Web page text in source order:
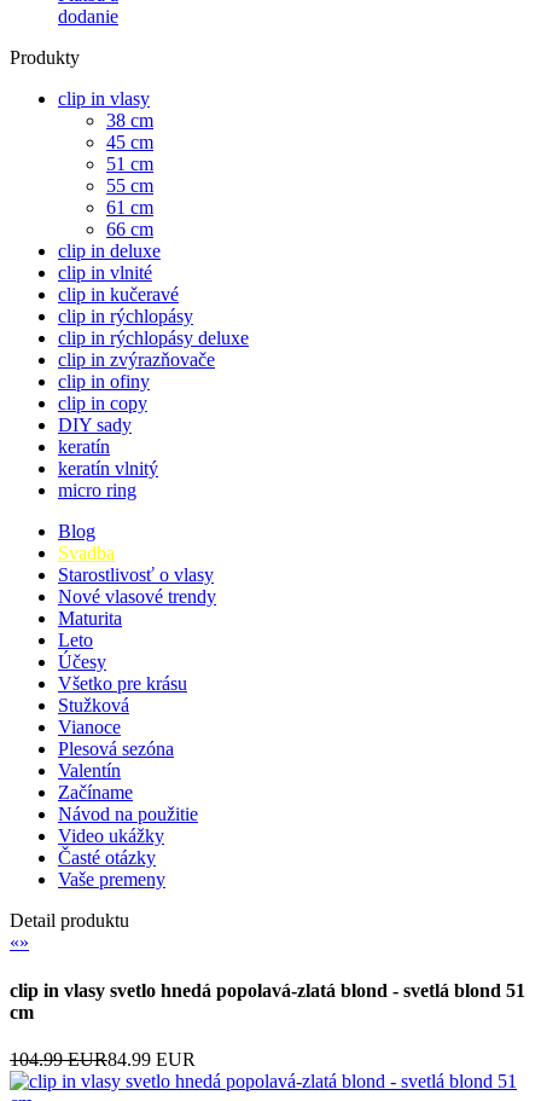
dodanie
Produkty
clip in vlasy
38 cm
45 cm
51 cm
55 cm
61 cm
66 cm
clip in deluxe
clip in vlnité
clip in kučeravé
clip in rýchlopásy
clip in rýchlopásy deluxe
clip in zvýrazňovače
clip in ofiny
clip in copy
DIY sady
keratín
keratín vlnitý
micro ring
Blog
Svadba
Starostlivosť o vlasy
Nové vlasové trendy
Maturita
Leto
Účesy
Všetko pre krásu
Stužková
Vianoce
Plesová sezóna
Valentín
Začíname
Návod na použitie
Video ukážky
Časté otázky
Vaše premeny
Detail produktu
«»
clip in vlasy svetlo hnedá popolavá-zlatá blond - svetlá blond 51
cm
104.99 EUR84.99 EUR